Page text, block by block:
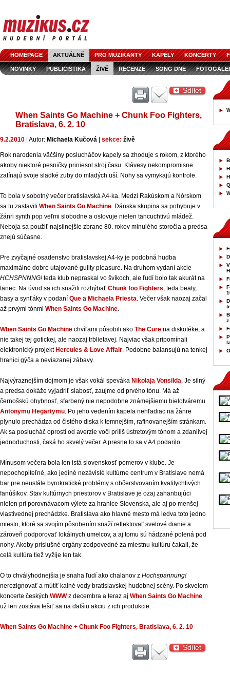
HOMEPAGE AKTUÁLNĚ PRO MUZIKANTY KAPELY KONCERTY
NOVINKY PUBLICISTIKA ŽIVĚ RECENZE SONG DNE
Sdílet
When Saints Go Machine + Chunk Foo Fighters,
Bratislava, 6. 2. 10
9.2.2010 | Autor: Michaela Kučová | sekce: živě
Rok narodenia väčšiny poslucháčov kapely sa zhoduje s rokom, z ktorého
akoby niektoré pesničky priniesol stroj času. Klávesy nekompromisne
zatínajú svoje sladké zuby do mladých uší. Nohy sa vymykajú kontrole.
To bola v sobotný večer bratislavská A4-ka. Medzi Rakúskom a Nórskom
sa tu zastavili When Saints Go Machine. Dánska skupina sa pohybuje v
žánri synth pop veľmi slobodne a oslovuje nielen tancuchtivú mládež.
Neboja sa použiť najsilnejšie zbrane 80. rokov minulého storočia a predsa
znejú súčasne.
Pre zvyčajné osadenstvo bratislavskej A4-ky je podobná hudba
maximálne dobre utajované guilty pleasure. Na druhom vydaní akcie
HCHSPNNNG!teda klub nepraskal vo švíkoch, ale ľudí bolo tak akurát na
tanec. Na úvod sa ich snažili rozhýbať Chunk foo Fighters, teda beaty,
basy a synťáky v podaní Que a Michaela Priesta. Večer však naozaj začal
až prvými tónmi When Saints Go Machine.
When Saints Go Machine chvíľami pôsobili ako The Cure na diskotéke, a
nie takej tej gotickej, ale naozaj trblietavej. Najviac však pripomínali
elektronický projekt Hercules & Love Affair. Podobne balansujú na tenkej
hranici gýča a neviazanej zábavy.
Najvýraznejším dojmom je však vokál speváka Nikolaja Vonsilda. Je silný
a predsa dokáže vyjadriť slabosť, zaujme od prvého tónu. Má až
černošskú ohybnosť, sfarbený nie nepodobne známejšiemu bielotváremu
Antonymu Hegartymu. Po jeho vedením kapela nehľadiac na žánre
plynulo prechádza od čistého diska k temnejším, rafinovanejším stránkam.
Ak sa poslucháč oprostí od averzie voči príliš ústretovým tónom a zdanlivej
jednoduchosti, čaká ho skvelý večer. A presne to sa v A4 podarilo.
Mínusom večera bola len istá slovenskosť pomerov v klube. Je
nepochopiteľné, ako jediné nezávislé kultúrne centrum v Bratislave nemá
bar pre neustále byrokratické problémy s občerstvovaním kvalitychtivých
fanúšikov. Stav kultúrnych priestorov v Bratislave je ozaj zahanbujúci
nielen pri porovnávacom výlete za hranice Slovenska, ale aj po menšej
vlastivednej prechádzke. Bratislava ako hlavné mesto má ledva toto jedno
miesto, ktoré sa svojím pôsobením snaží reflektovať svetové dianie a
zároveň podporovať lokálnych umelcov, a aj tomu sú hádzané polená pod
nohy. Akoby príslušné orgány zodpovedné za miestnu kultúru čakali, že
celá kultúra tiež vyžije len tak.
O to chvályhodnejšia je snaha ľudí ako chalanov z Hochspannung!
nerezignovať a mútiť kalné vody bratislavskej hudobnej scény. Po skvelom
koncerte českých WWWz decembra a teraz aj When Saints Go Machine
už len zostáva tešiť sa na ďalšiu akciu z ich produkcie.
When Saints Go Machine + Chunk Foo Fighters, Bratislava, 6. 2. 10
Sdílet
z